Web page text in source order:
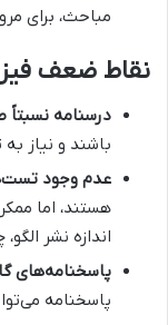
مباحث، برای
نقاط ضعف
درسنامه نسبتاً
باشند و نیاز به
عدم وجود
هستند، اما
اندازه نشر
پاسخنامه‌های
پاسخنامه